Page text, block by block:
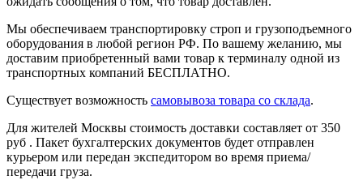
Мы обеспечиваем транспортировку строп и грузоподъемного
оборудования в любой регион РФ. По вашему желанию, мы
доставим приобретенный вами товар к терминалу одной из
транспортных компаний БЕСПЛАТНО.
Существует возможность самовывоза товара со склада.
Для жителей Москвы стоимость доставки составляет от 350
руб . Пакет бухгалтерских документов будет отправлен
курьером или передан экспедитором во время приема/
передачи груза.